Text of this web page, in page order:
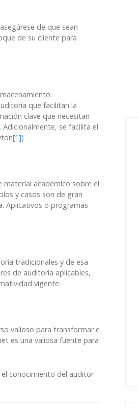
de que sean
de su cliente para
que facilitan la
clave que necesitan
se facilita el
[1])
material académico sobre el
y casos son de gran
Aplicativos o programas
tradicionales y de esa
de auditoría aplicables,
vigente.
valioso para transformar e
es una valiosa fuente para
conocimiento del auditor